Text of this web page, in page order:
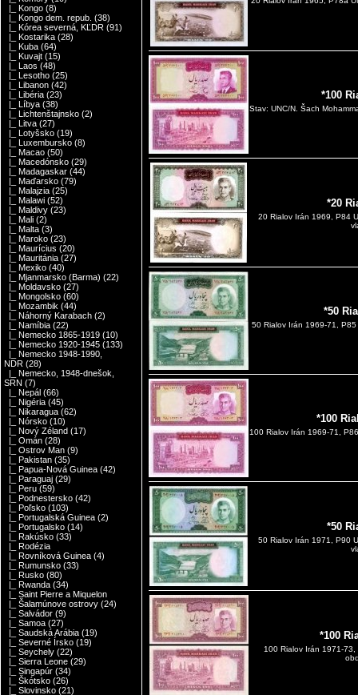
|_ Kongo (8)
|_ Kongo dem. repub. (38)
|_ Kórea severná, KĽDR (91)
|_ Kostarika (28)
|_ Kuba (64)
|_ Kuvajt (15)
|_ Laos (48)
|_ Lesotho (25)
|_ Libanon (42)
|_ Libéria (23)
|_ Líbya (38)
|_ Lichtenštajnsko (2)
|_ Litva (27)
|_ Lotyšsko (19)
|_ Luxembursko (8)
|_ Macao (50)
|_ Macedónsko (29)
|_ Madagaskar (44)
|_ Maďarsko (79)
|_ Malajzia (25)
|_ Malawi (52)
|_ Maldivy (23)
|_ Mali (2)
|_ Malta (3)
|_ Maroko (23)
|_ Maurícius (20)
|_ Mauritánia (27)
|_ Mexiko (40)
|_ Mjanmarsko (Barma) (22)
|_ Moldavsko (27)
|_ Mongolsko (60)
|_ Mozambik (44)
|_ Náhorný Karabach (2)
|_ Namíbia (22)
|_ Nemecko 1865-1919 (10)
|_ Nemecko 1920-1945 (133)
|_ Nemecko 1948-1990,
NDR (28)
|_ Nemecko, 1948-dnešok,
SRN (7)
|_ Nepál (66)
|_ Nigéria (45)
|_ Nikaragua (62)
|_ Nórsko (10)
|_ Nový Zéland (17)
|_ Omán (28)
|_ Ostrov Man (9)
|_ Pakistan (35)
|_ Papua-Nová Guinea (42)
|_ Paraguaj (29)
|_ Peru (59)
|_ Podnestersko (42)
|_ Poľsko (103)
|_ Portugalská Guinea (2)
|_ Portugalsko (14)
|_ Rakúsko (33)
|_ Rodézia
|_ Rovníková Guinea (4)
|_ Rumunsko (33)
|_ Rusko (80)
|_ Rwanda (34)
|_ Saint Pierre a Miquelon
|_ Šalamúnove ostrovy (24)
|_ Salvádor (9)
|_ Samoa (27)
|_ Saudská Arábia (19)
|_ Severné Írsko (19)
|_ Seychely (22)
|_ Sierra Leone (29)
|_ Singapúr (34)
|_ Škótsko (26)
|_ Slovinsko (21)
*100
Stav: UNC/N. Šach
*20
20 Rialov Irán 1969, P84
*50
50 Rialov Irán 1969-71,
*100
100 Rialov Irán 1969-71,
*50
50 Rialov Irán 1971, P90
*100
100 Rialov Irán 1971-73,